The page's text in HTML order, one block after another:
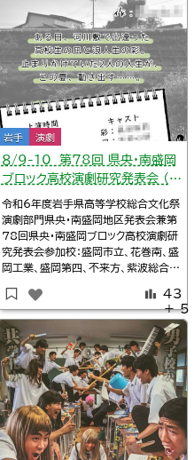
岩手 演劇
８/9-10 第78回 県央・南盛岡
ブロック高校演劇研究発表会 （岩
手県）
令和6年度岩手県高等学校総合文化祭
演劇部門県央・南盛岡地区発表会兼第
78回県央・南盛岡ブロック高校演劇研
究発表会参加校：盛岡市立、花巻南、盛
岡工業、盛岡第四、不来方、紫波総合、
～10日会場：岩手盛岡・トーサイクラシ
ックホール岩手（岩手県民会館）中ホー
ル入場無料詳細岩手・高校演劇の小部
屋/【県央・南盛岡】8月9日、10日県央・
南盛岡地区発表会※タイムテーブル、
上演
43
＋ 5